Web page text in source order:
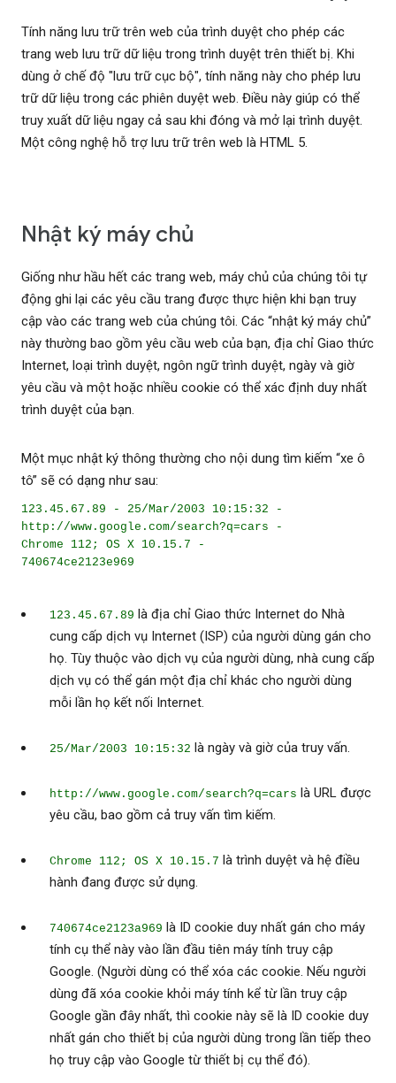
Tính năng lưu trữ trên web của trình duyệt cho phép các
trang web lưu trữ dữ liệu trong trình duyệt trên thiết bị. Khi
dùng ở chế độ "lưu trữ cục bộ", tính năng này cho phép lưu
trữ dữ liệu trong các phiên duyệt web. Điều này giúp có thể
truy xuất dữ liệu ngay cả sau khi đóng và mở lại trình duyệt.
Một công nghệ hỗ trợ lưu trữ trên web là HTML 5.
Nhật ký máy chủ
Giống như hầu hết các trang web, máy chủ của chúng tôi tự
động ghi lại các yêu cầu trang được thực hiện khi bạn truy
cập vào các trang web của chúng tôi. Các “nhật ký máy chủ”
này thường bao gồm yêu cầu web của bạn, địa chỉ Giao thức
Internet, loại trình duyệt, ngôn ngữ trình duyệt, ngày và giờ
yêu cầu và một hoặc nhiều cookie có thể xác định duy nhất
trình duyệt của bạn.
Một mục nhật ký thông thường cho nội dung tìm kiếm “xe ô
tô” sẽ có dạng như sau:
123.45.67.89 - 25/Mar/2003 10:15:32 -
http://www.google.com/search?q=cars -
Chrome 112; OS X 10.15.7 -
740674ce2123e969
123.45.67.89 là địa chỉ Giao thức Internet do Nhà
cung cấp dịch vụ Internet (ISP) của người dùng gán cho
họ. Tùy thuộc vào dịch vụ của người dùng, nhà cung cấp
dịch vụ có thể gán một địa chỉ khác cho người dùng
mỗi lần họ kết nối Internet.
25/Mar/2003 10:15:32 là ngày và giờ của truy vấn.
http://www.google.com/search?q=cars là URL được
yêu cầu, bao gồm cả truy vấn tìm kiếm.
Chrome 112; OS X 10.15.7 là trình duyệt và hệ điều
hành đang được sử dụng.
740674ce2123a969 là ID cookie duy nhất gán cho máy
tính cụ thể này vào lần đầu tiên máy tính truy cập
Google. (Người dùng có thể xóa các cookie. Nếu người
dùng đã xóa cookie khỏi máy tính kể từ lần truy cập
Google gần đây nhất, thì cookie này sẽ là ID cookie duy
nhất gán cho thiết bị của người dùng trong lần tiếp theo
họ truy cập vào Google từ thiết bị cụ thể đó).